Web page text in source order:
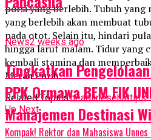
porsi yang berlebih. Tubuh
yang berlebih akan membuat
pada otot. Selain itu, hindari
hingga larut malam. Tidur yang
kembali stamina dan
Merah Putih
Related Topics:headlinesehattips
Up Next
Kompak! Rektor dan Mahasiswa
News2 weeks ago
Tingkatkan
PPK Ormawa BEM FIK
Manajemen Destinasi